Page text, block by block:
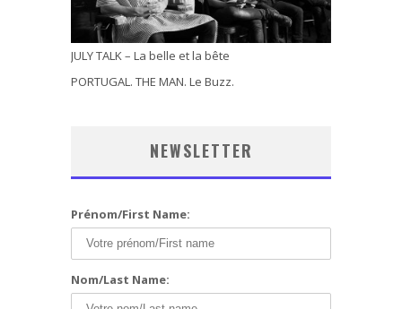
JULY TALK – La belle et la bête
PORTUGAL. THE MAN. Le Buzz.
NEWSLETTER
Prénom/First Name:
Nom/Last Name: